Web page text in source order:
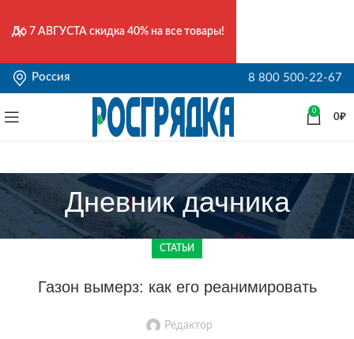
Россия 8 800 500-22-67
0
0₽
Дневник дачника
СТАТЬИ
Газон вымерз: как его реанимировать
Редактор
До 7 АВГУСТА скидка 40% на все товары!